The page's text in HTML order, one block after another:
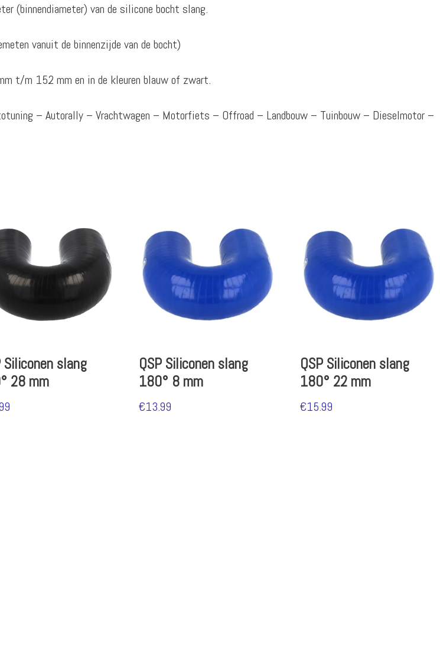
(binnendiameter) van de silicone bocht slang.
vanuit de binnenzijde van de bocht)
t/m 152 mm en in de kleuren blauw of zwart.
– Autorally – Vrachtwagen – Motorfiets – Offroad – Landbouw – Tuinbouw – Dieselmotor –
Siliconen slang
28 mm
QSP Siliconen slang
180° 8 mm
€13.99
QSP Siliconen slang
180° 22 mm
€15.99